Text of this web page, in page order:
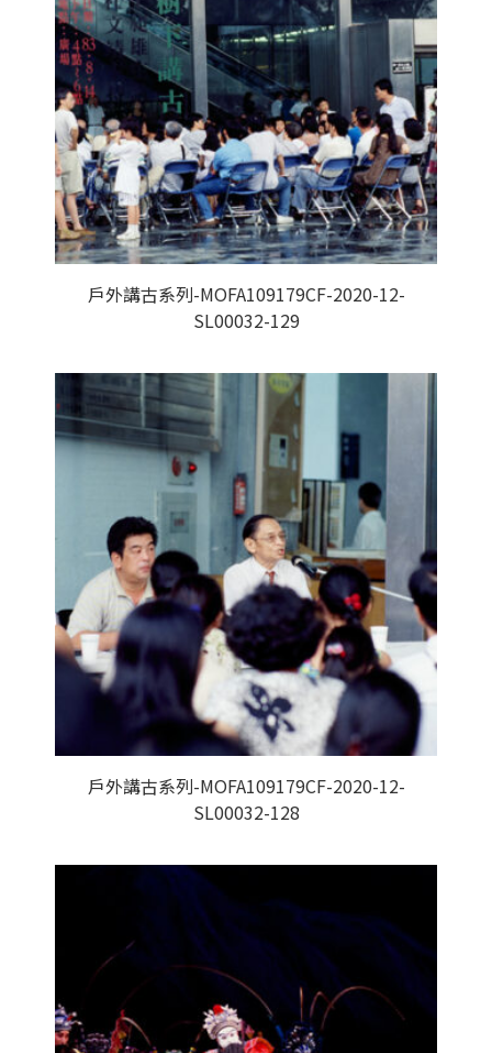
戶外講古系列-MOFA109179CF-2020-12-
SL00032-129
戶外講古系列-MOFA109179CF-2020-12-
SL00032-128